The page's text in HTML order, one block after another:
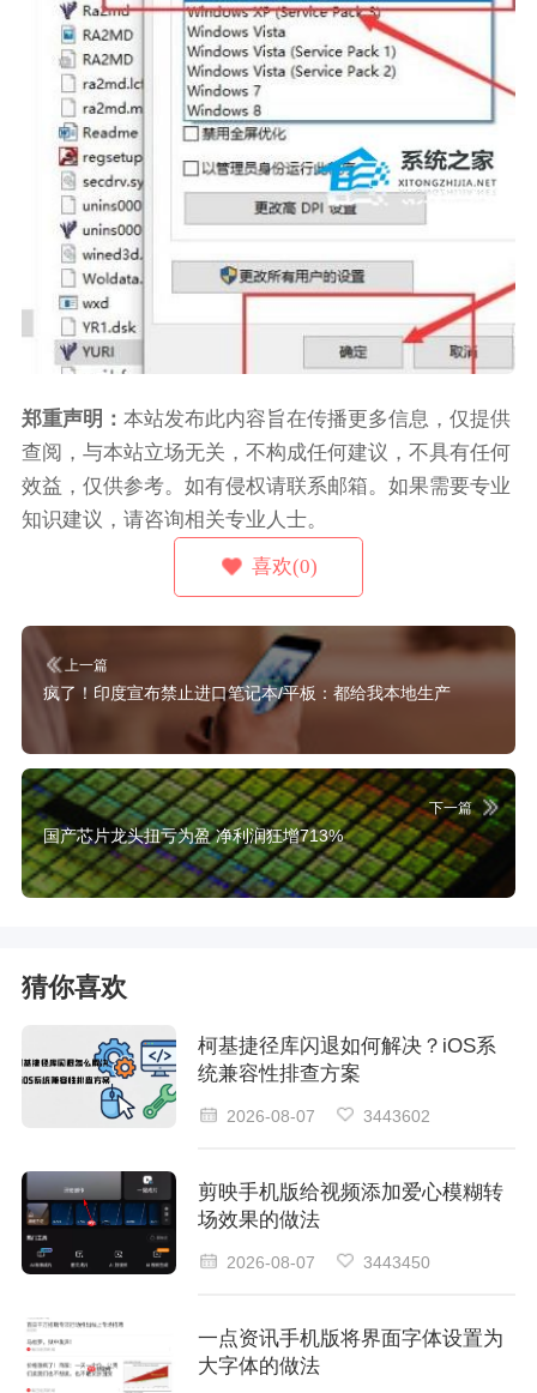
郑重声明： 本站发布此内容旨在传播更多信息，仅提供
查阅，与本站立场无关，不构成任何建议，不具有任何
效益，仅供参考。如有侵权请联系邮箱。如果需要专业
知识建议，请咨询相关专业人士。
喜欢(0)
上一篇
疯了！印度宣布禁止进口笔记本/平板：都给我本地生产
下一篇
国产芯片龙头扭亏为盈 净利润狂增713%
猜你喜欢
柯基捷径库闪退如何解决？iOS系
统兼容性排查方案
2026-08-07 3443602
剪映手机版给视频添加爱心模糊转
场效果的做法
2026-08-07 3443450
一点资讯手机版将界面字体设置为
大字体的做法